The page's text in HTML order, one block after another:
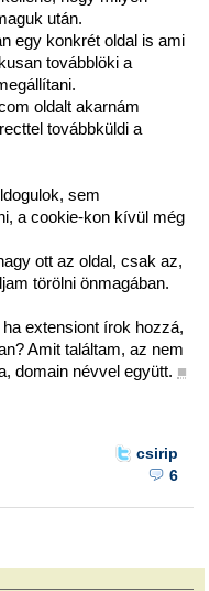
után.
egy konkrét oldal is ami
továbblöki a
oldalt akarnám
továbbküldi a
sem
a cookie-kon kívül még
ott az oldal, csak az,
törölni önmagában.
extensiont írok hozzá,
Amit találtam, az nem
domain névvel együtt. ■
csirip
6